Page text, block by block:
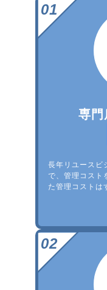
専門
長年リユースビ
で、管理コスト
た管理コストは